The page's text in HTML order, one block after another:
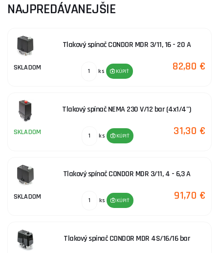
NAJPREDÁVANEJŠIE
Tlakový spínač CONDOR MDR 3/11, 16 - 20 A
SKLADOM ks KÚPIŤ 82,80 €
Tlakový spínač NEMA 230 V/12 bar (4x1/4")
SKLADOM ks KÚPIŤ 31,30 €
Tlakový spínač CONDOR MDR 3/11, 4 - 6,3 A
SKLADOM ks KÚPIŤ 91,70 €
Tlakový spínač CONDOR MDR 4S/16/16 bar